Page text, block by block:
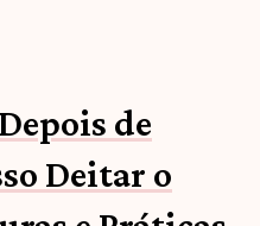
de
Deitar o